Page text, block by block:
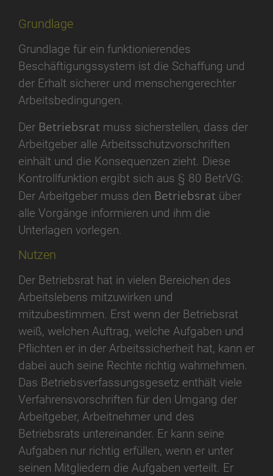
Grundlage
Grundlage für ein funktionierendes
Beschäftigungssystem ist die Schaffung und
der Erhalt sicherer und menschengerechter
Arbeitsbedingungen.
Der Betriebsrat muss sicherstellen, dass der
Arbeitgeber alle Arbeitsschutzvorschriften
einhält und die Konsequenzen zieht. Diese
Kontrollfunktion ergibt sich aus § 80 BetrVG:
Der Arbeitgeber muss den Betriebsrat über
alle Vorgänge informieren und ihm die
Unterlagen vorlegen.
Nutzen
Der Betriebsrat hat in vielen Bereichen des
Arbeitslebens mitzuwirken und
mitzubestimmen. Erst wenn der Betriebsrat
weiß, welchen Auftrag, welche Aufgaben und
Pflichten er in der Arbeitssicherheit hat, kann er
dabei auch seine Rechte richtig wahrnehmen.
Das Betriebsverfassungsgesetz enthält viele
Verfahrensvorschriften für den Umgang der
Arbeitgeber, Arbeitnehmer und des
Betriebsrats untereinander. Er kann seine
Aufgaben nur richtig erfüllen, wenn er unter
seinen Mitgliedern die Aufgaben verteilt. Er